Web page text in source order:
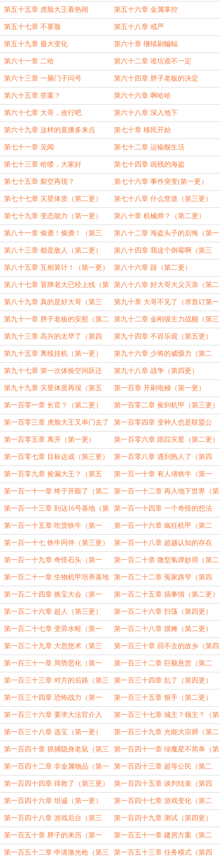
第五十五章 虎脸大王看热闹 第五十六章 金属掌控
第五十七章 不要脸 第五十八章 戒严
第五十九章 最大变化 第六十章 继续刷蝙蝠
第六十一章 二哈 第六十二章 谁坑谁不一定
第六十三章 一脑门子问号 第六十四章 胖子老板的决定
第六十五章 答案？ 第六十六章 啊哈哈
第六十七章 大哥，改行吧 第六十八章 深入地下
第六十九章 这样的直播多来点 第七十章 移民开始
第七十一章 见闻 第七十二章 运输舰生活
第七十三章 哈喽，大家好 第七十四章 凶残的海盗
第七十五章 裂空再现？ 第七十六章 事件突变(第一更）
第七十七章 灾星体质（第二更） 第七十八章 什么世道（第三更）
第七十九章 变态能力（第一更） 第八十章 机械师？（第二更）
第八十一章 偷袭！偷袭！（第三
更）
第八十二章 海盗头子的后悔（第一
更）
第八十三章 都是敌人（第二更） 第八十四章 我这个倒霉啊（第三
更）
第八十五章 互相算计！（第一更） 第八十六章 踩（第二更）
第八十七章 冒牌老大已经上线（第
一更）
第八十八章 好大哥大义灭亲（第二
更）
第八十九章 真的是好大哥（第三
更）
第九十章 大哥不见了（求首订第一
更）
第九十一章 胖子老板的安慰（第二
更）
第九十二章 金刚级主力战舰（第三
更）
第九十三章 高兴的太早了（第四
更）
第九十四章 不容乐观（第五更）
第九十五章 离线挂机（第一更） 第九十六章 少将的威慑力（第二
更）
第九十七章 第一次体验空间跃迁
（第三更）
第九十八章 战争（第四更）
第九十九章 灾星体质再现（第五
更）
第一百章 开刷电鳗（第一更）
第一百零一章 长官？（第二更） 第一百零二章 捡到机甲（第三更）
第一百零三章 虎脸大王又串门去了
（第四更）
第一百零四章 变种人也是联盟公
民？（第五更）
第一百零五章 离开（第一更） 第一百零六章 跟踪灾星（第二更）
第一百零七章 目标达成（第三更） 第一百零八章 遇到熟人了（第四
更）
第一百零九章 捡漏大王？（第五
更）
第一百一十章 有人堵铁牛（第一
更）
第一百一十一章 终于开眼了（第二
更）
第一百一十二章 再入地下世界（第
三更）
第一百一十三章 到达16号基地（第
四更）
第一百一十四章 一个奇怪的想法
（第五更）
第一百一十五章 吃货铁牛（第一
更）
第一百一十六章 疯狂机甲（第二
更）
第一百一十七 铁牛同伴（第三更） 第一百一十八章 超越认知的存在
（第四更）
第一百一十九章 奇怪石头（第一
更）
第一百二十章 微型氢弹妙用（第二
更）
第一百二十一章 生物机甲培养基地
（第三更）
第一百二十二章 冤家路窄（第四
更）
第一百二十四章 换宝大会（第一
更）
第一百二十五章 搞事情（第二更）
第一百二十六章 超人（第三更） 第一百二十六章 扫荡（第四更）
第一百二十七章 变异水蛭（第一
更）
第一百二十八章 摆摊（第二更）
第一百二十九章 大忽悠术（第三
更）
第一百三十章 回不去的故乡（第四
更）
第一百三十一章 局势恶化（第一
更）
第一百三十二章 巨额悬赏（第二
更）
第一百三十三章 对方的后路（第三
更）
第一百三十四章 乱了（第四更）
第一百三十四章 恐怖战力（第一
更）
第一百三十五章 狠手（第二更）
第一百三十六章 要求大法官介入
（第三更）
第一百三十七章 城主？领主？（第
四更）
第一百三十八章 选宝（第一更） 第一百三十九章 光能大宗师（第二
更）
第一百四十章 抓捕隐身老鼠（第三
更）
第一百四十一章 绿魔星不简单（第
四更）
第一百四十二章 非金属物品（第一
更）
第一百四十三章 超等公民（第二
更）
第一百四十四章 得救了（第三更） 第一百四十五章 谈判结束（第四
更）
第一百四十六章 坦诚（第一更） 第一百四十七章 游戏变化（第二
更）
第一百四十八章 游戏后台（第三
更）
第一百四十九章 测试（第四更）
第一百五十章 胖子的来历（第一
更）
第一百五十一章 建房方案（第二
更）
第一百五十二章 申请激光枪（第三 第一百五十三章 任务模式（第四